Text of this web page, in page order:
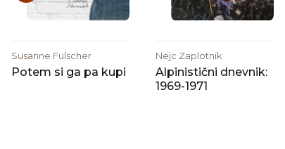
Susanne Fülscher
Potem si ga pa kupi
Nejc Zaplotnik
Alpinistični dnevnik:
1969-1971